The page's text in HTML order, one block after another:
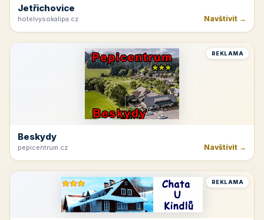
Jetřichovice
hotelvysokalipa.cz Navštívit →
REKLAMA
Beskydy
pepicentrum.cz Navštívit →
REKLAMA